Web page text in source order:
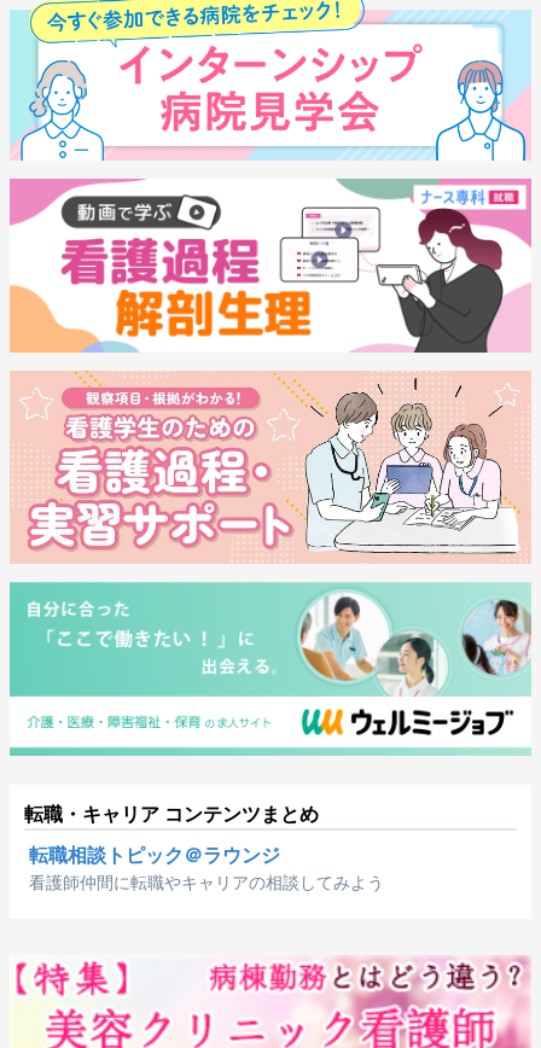
転職・キャリア コンテンツまとめ
転職相談トピック＠ラウンジ
看護師仲間に転職やキャリアの相談してみよう